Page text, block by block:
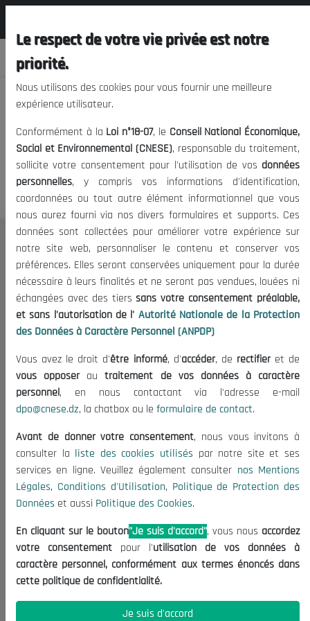
Nous vous prions de nous
excuser, mais l'accès à ce
contenu est restreint.
Le CNESE
A Propos
Le président
Organisation
Publications
Informations utiles
Appels d'offres et Consultations
Mentions Légales
Conditions d'Utilisation
Politique de Protection des Données
Politique des Cookies
Nous Contacter
(+213) 021 98 01 00|01|02
contact@cnese.dz
Suggestions ou Initiatives ?
Newsletter
dernières nouvelles.
Le respect de votre vie privée est notre
priorité.
Nous utilisons des cookies pour vous fournir une meilleure
expérience utilisateur.
Conformément à la Loi n°18-07, le Conseil National Économique,
Social et Environnemental (CNESE), responsable du traitement,
sollicite votre consentement pour l'utilisation de vos données
personnelles, y compris vos informations d'identification,
coordonnées ou tout autre élément informationnel que vous
nous aurez fourni via nos divers formulaires et supports. Ces
données sont collectées pour améliorer votre expérience sur
notre site web, personnaliser le contenu et conserver vos
préférences. Elles seront conservées uniquement pour la durée
nécessaire à leurs finalités et ne seront pas vendues, louées ni
échangées avec des tierssans votre consentement préalable,
et sans l'autorisation de l' Autorité Nationale de la Protection
des Données à Caractère Personnel (ANPDP)
Vous avez le droit d'être informé, d'accéder, de rectifieret de
vous opposerautraitement de vos données à caractère
personnel, en nous contactant via l'adresse e-mail
dpo@cnese.dz, la chatbox ou le formulaire de contact.
Avant de donner votre consentement, nous vous invitons à
consulter la liste des cookies utilisés par notre site et ses
services en ligne. Veuillez également consulter nos Mentions
Légales, Conditions d'Utilisation, Politique de Protection des
Données et aussi Politique des Cookies.
En cliquant sur le bouton"Je suis d'accord", vous nous accordez
votre consentement pour l'utilisation de vos données à
caractère personnel, conformément aux termes énoncés dans
cette politique de confidentialité.
Je suis d'accord